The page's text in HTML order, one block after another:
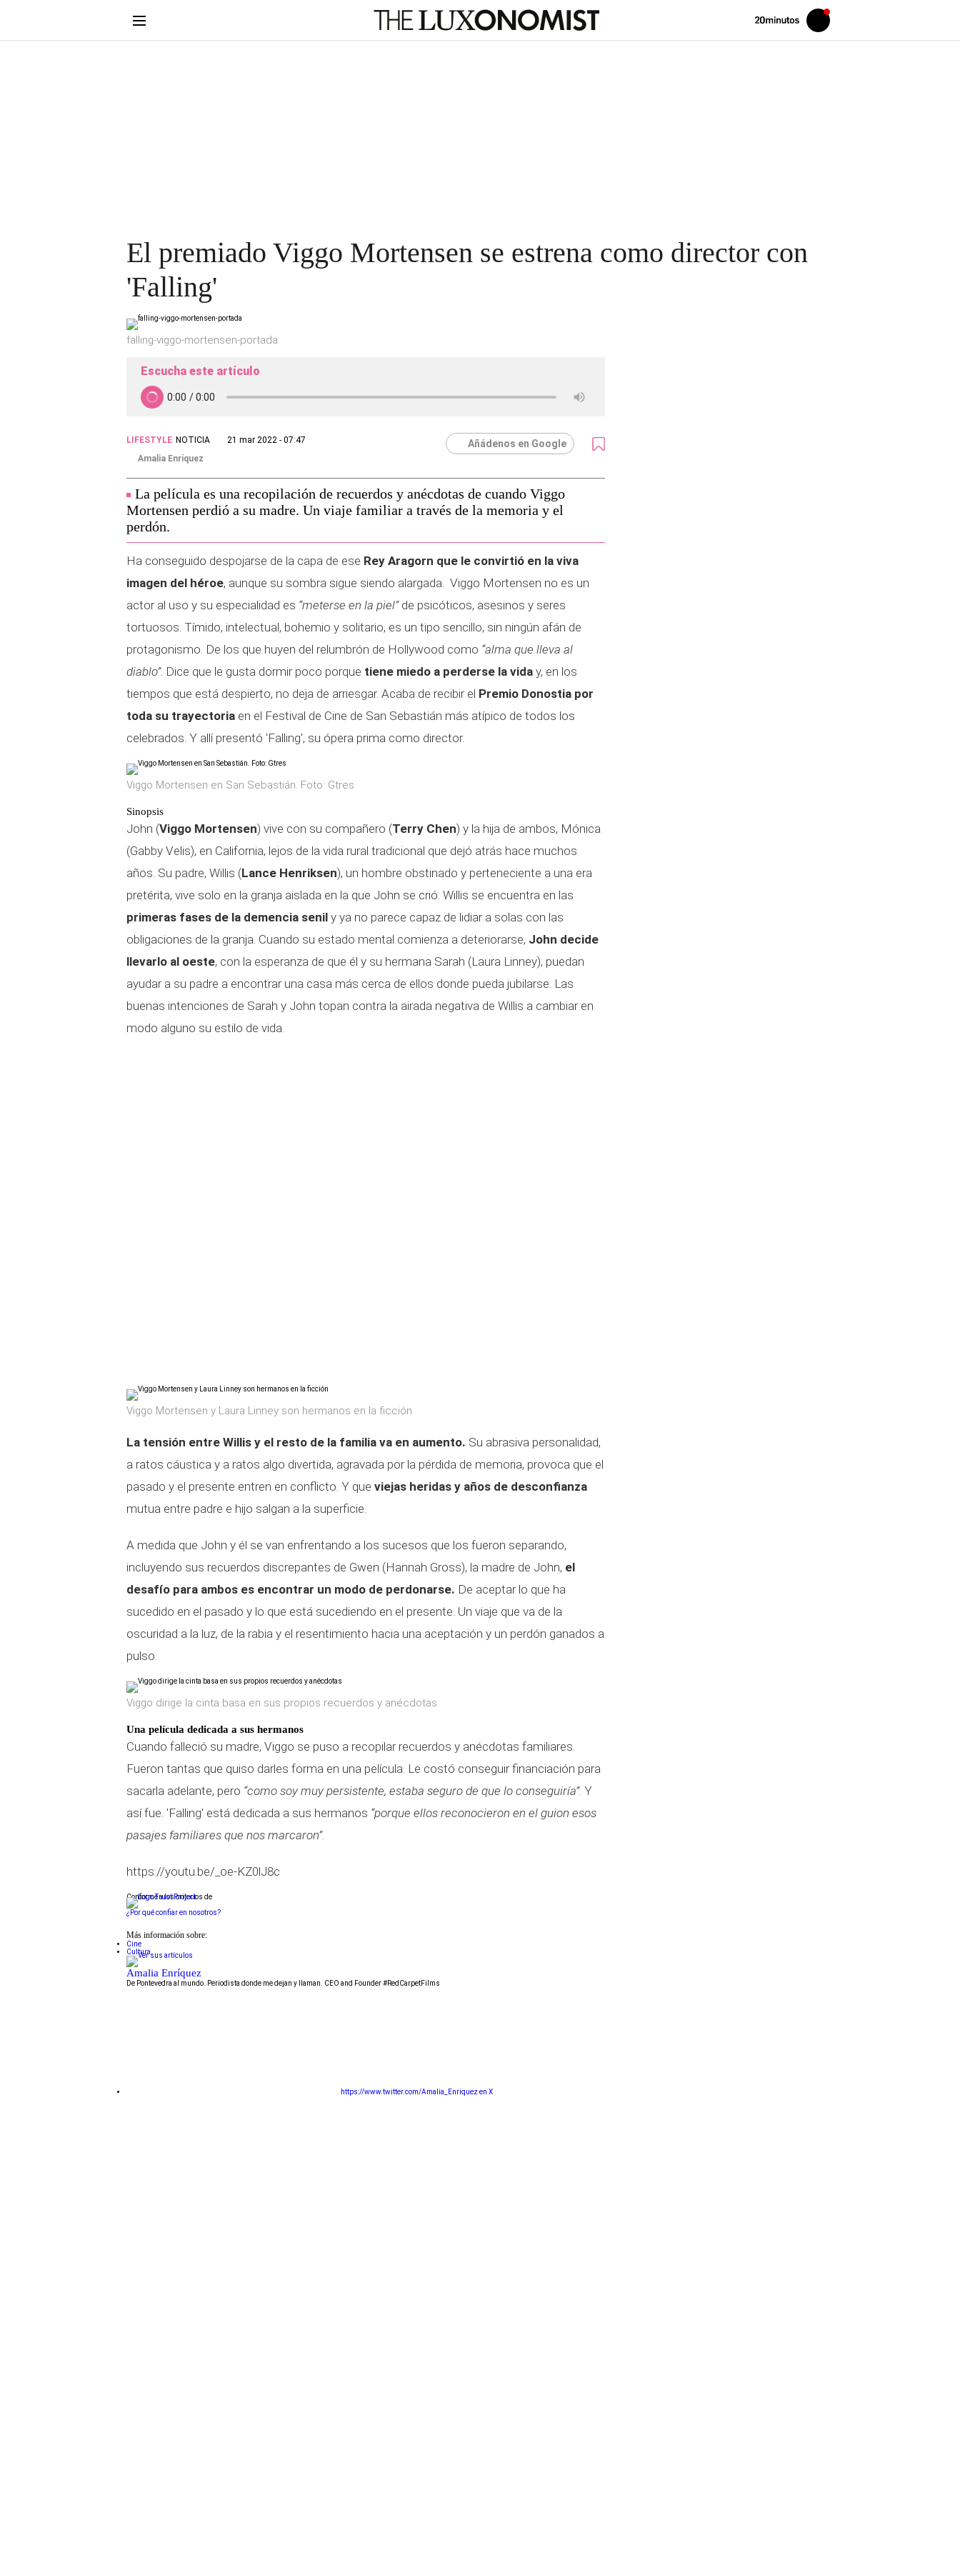
Volver
Iniciar
sesión
El premiado Viggo Mortensen se estrena como director con
'Falling'
falling-viggo-mortensen-portada
Escucha este artículo
LIFESTYLE NOTICIA
21 mar 2022 - 07:47
Amalia Enríquez
Añádenos en Google
La película es una recopilación de recuerdos y anécdotas de cuando Viggo
Mortensen perdió a su madre. Un viaje familiar a través de la memoria y el
perdón.
Ha conseguido despojarse de la capa de ese Rey Aragorn que le convirtió en la viva
imagen del héroe, aunque su sombra sigue siendo alargada. Viggo Mortensen no es un
actor al uso y su especialidad es “meterse en la piel”de psicóticos, asesinos y seres
tortuosos. Tímido, intelectual, bohemio y solitario, es un tipo sencillo, sin ningún afán de
protagonismo. De los que huyen del relumbrón de Hollywood como “alma que lleva al
diablo”. Dice que le gusta dormir poco porque tiene miedo a perderse la vida y, en los
tiempos que está despierto, no deja de arriesgar. Acaba de recibir el Premio Donostia por
toda su trayectoria en el Festival de Cine de San Sebastián más atípico de todos los
celebrados. Y allí presentó 'Falling', su ópera prima como director.
Viggo Mortensen en San Sebastián. Foto: Gtres
Sinopsis
John (Viggo Mortensen) vive con su compañero (Terry Chen) y la hija de ambos, Mónica
(Gabby Velis), en California, lejos de la vida rural tradicional que dejó atrás hace muchos
años. Su padre, Willis (Lance Henriksen), un hombre obstinado y perteneciente a una era
pretérita, vive solo en la granja aislada en la que John se crió. Willis se encuentra en las
primeras fases de la demencia senil y ya no parece capaz de lidiar a solas con las
obligaciones de la granja. Cuando su estado mental comienza a deteriorarse, John decide
llevarlo al oeste, con la esperanza de que él y su hermana Sarah (Laura Linney), puedan
ayudar a su padre a encontrar una casa más cerca de ellos donde pueda jubilarse. Las
buenas intenciones de Sarah y John topan contra la airada negativa de Willis a cambiar en
modo alguno su estilo de vida.
Viggo Mortensen y Laura Linney son hermanos en la ficción
La tensión entre Willis y el resto de la familia va en aumento. Su abrasiva personalidad,
a ratos cáustica y a ratos algo divertida, agravada por la pérdida de memoria, provoca que el
pasado y el presente entren en conflicto. Y que viejas heridas y años de desconfianza
mutua entre padre e hijo salgan a la superficie.
A medida que John y él se van enfrentando a los sucesos que los fueron separando,
incluyendo sus recuerdos discrepantes de Gwen (Hannah Gross), la madre de John, el
desafío para ambos es encontrar un modo de perdonarse. De aceptar lo que ha
sucedido en el pasado y lo que está sucediendo en el presente. Un viaje que va de la
oscuridad a la luz, de la rabia y el resentimiento hacia una aceptación y un perdón ganados a
pulso.
Viggo dirige la cinta basa en sus propios recuerdos y anécdotas
Una película dedicada a sus hermanos
Cuando falleció su madre, Viggo se puso a recopilar recuerdos y anécdotas familiares.
Fueron tantas que quiso darles forma en una película. Le costó conseguir financiación para
sacarla adelante, pero “como soy muy persistente, estaba seguro de que lo conseguiría”. Y
así fue. 'Falling' está dedicada a sus hermanos “porque ellos reconocieron en el guion esos
pasajes familiares que nos marcaron”.
https://youtu.be/_oe-KZ0lJ8c
Conforme a los criterios de
¿Por qué confiar en nosotros?
Más información sobre:
Cine
Cultura
Amalia Enríquez
De Pontevedra al mundo. Periodista donde me dejan y llaman. CEO and Founder #RedCarpetFilms
https://www.twitter.com/Amalia_Enriquez en X